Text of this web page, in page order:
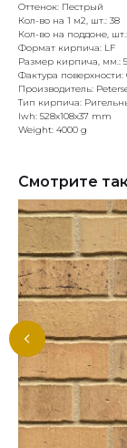
Оттенок: Пестрый
Кол-во на 1 м2, шт.: 38
Кол-во на поддоне,
Формат кирпича: LF
Размер кирпича, мм.:
Фактура поверхности:
Производитель:
Тип кирпича:
lwh: 528x108x37 mm
Weight: 4000 g
Смотрите